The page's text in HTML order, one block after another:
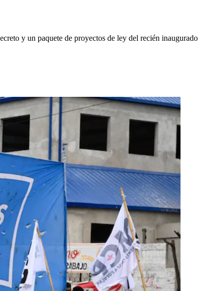
y un paquete de proyectos de ley del recién inaugurado